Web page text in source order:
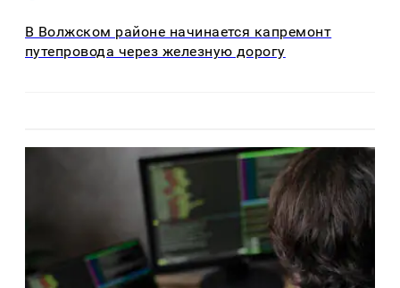
В Волжском районе начинается капремонт
путепровода через железную дорогу